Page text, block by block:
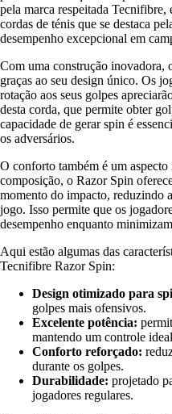
pela marca respeitada
cordas de ténis que se destaca
desempenho excepcional em
Com uma construção inovadora,
graças ao seu design único. Os
rotação aos seus golpes
desta corda, que permite obter
capacidade de gerar spin é
os adversários.
O conforto também é um aspecto
composição, o Razor Spin
momento do impacto, reduzindo
jogo. Isso permite que os
desempenho enquanto
Aqui estão algumas das
Tecnifibre Razor Spin:
Design otimizado para
golpes mais ofensivos.
Excelente potência:
mantendo um controle
Conforto reforçado:
durante os golpes.
Durabilidade: projetado
jogadores regulares.